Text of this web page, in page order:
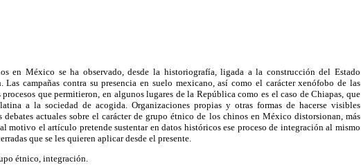
en México se ha observado, desde la historiografía, ligada a la construcción del Estado
campañas contra su presencia en suelo mexicano, así como el carácter xenófobo de las
que permitieron, en algunos lugares de la República como es el caso de Chiapas, que
a la sociedad de acogida. Organizaciones propias y otras formas de hacerse visibles
actuales sobre el carácter de grupo étnico de los chinos en México distorsionan, más
motivo el artículo pretende sustentar en datos históricos ese proceso de integración al mismo
que se les quieren aplicar desde el presente.
étnico, integración.